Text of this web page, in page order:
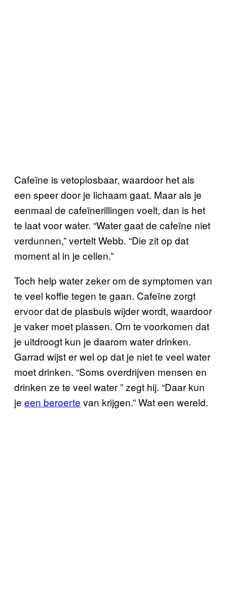
Cafeïne is vetoplosbaar, waardoor het als
een speer door je lichaam gaat. Maar als je
eenmaal de cafeïnerillingen voelt, dan is het
te laat voor water. “Water gaat de cafeïne niet
verdunnen,” vertelt Webb. “Die zit op dat
moment al in je cellen.”
Toch help water zeker om de symptomen van
te veel koffie tegen te gaan. Cafeïne zorgt
ervoor dat de plasbuis wijder wordt, waardoor
je vaker moet plassen. Om te voorkomen dat
je uitdroogt kun je daarom water drinken.
Garrad wijst er wel op dat je niet te veel water
moet drinken. “Soms overdrijven mensen en
drinken ze te veel water ” zegt hij. “Daar kun
je een beroerte van krijgen.” Wat een wereld.